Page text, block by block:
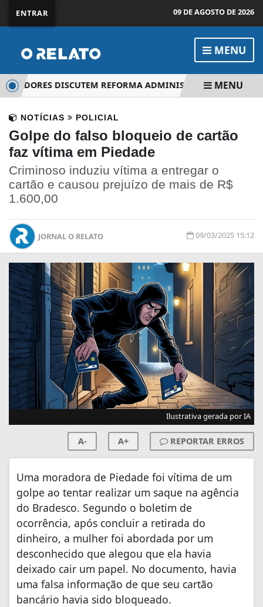
ENTRAR 09 DE AGOSTO DE 2026
MENU
DISCUTEM REFORMA ADMINISTRATIVA PT DE
MENU
NOTÍCIAS POLICIAL
Golpe do falso bloqueio de cartão
faz vítima em Piedade
Criminoso induziu vítima a entregar o
cartão e causou prejuízo de mais de R$
1.600,00
JORNAL O RELATO 09/03/2025 15:12
Ilustrativa gerada por IA
A- A+ REPORTAR ERROS
Uma moradora de Piedade foi vítima de um
golpe ao tentar realizar um saque na agência
do Bradesco. Segundo o boletim de
ocorrência, após concluir a retirada do
dinheiro, a mulher foi abordada por um
desconhecido que alegou que ela havia
deixado cair um papel. No documento, havia
uma falsa informação de que seu cartão
bancário havia sido bloqueado.